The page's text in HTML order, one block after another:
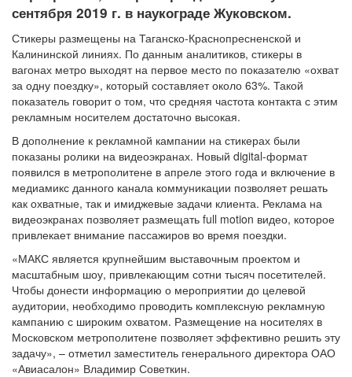
сентября 2019 г. в наукограде Жуковском.
Стикеры размещены на Таганско-Краснопресненской и
Калининской линиях. По данным аналитиков, стикеры в
вагонах метро выходят на первое место по показателю «охват
за одну поездку», который составляет около 63%. Такой
показатель говорит о том, что средняя частота контакта с этим
рекламным носителем достаточно высокая.
В дополнение к рекламной кампании на стикерах были
показаны ролики на видеоэкранах. Новый digital-формат
появился в метрополитене в апреле этого года и включение в
медиамикс данного канала коммуникации позволяет решать
как охватные, так и имиджевые задачи клиента. Реклама на
видеоэкранах позволяет размещать full motion видео, которое
привлекает внимание пассажиров во время поездки.
«МАКС является крупнейшим выставочным проектом и
масштабным шоу, привлекающим сотни тысяч посетителей.
Чтобы донести информацию о мероприятии до целевой
аудитории, необходимо проводить комплексную рекламную
кампанию с широким охватом. Размещение на носителях в
Московском метрополитене позволяет эффективно решить эту
задачу», – отметил заместитель генерального директора ОАО
«Авиасалон» Владимир Советкин.